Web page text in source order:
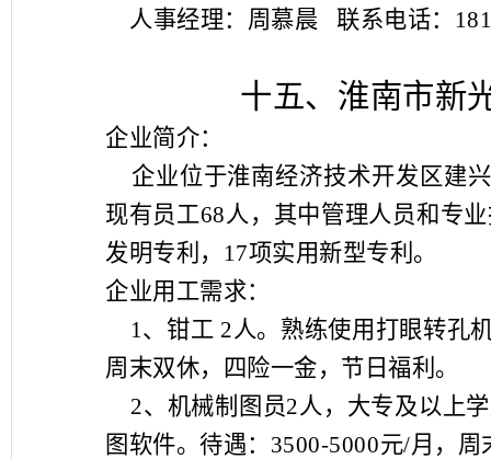
人事经理：周慕晨
联系电话：
十五、淮南市新
企业简介：
企业位于淮南经济技术开发区建
现有员工68人，其中管理人员和专
发明专利， 17项实用新型专利。
企业用工需求：
1、钳工 2人。熟练使用打眼转孔
周末双休，四险一金，节日福利。
2、机械制图员2人，大专及以上
图软件。待遇： 3500-5000元/月，周